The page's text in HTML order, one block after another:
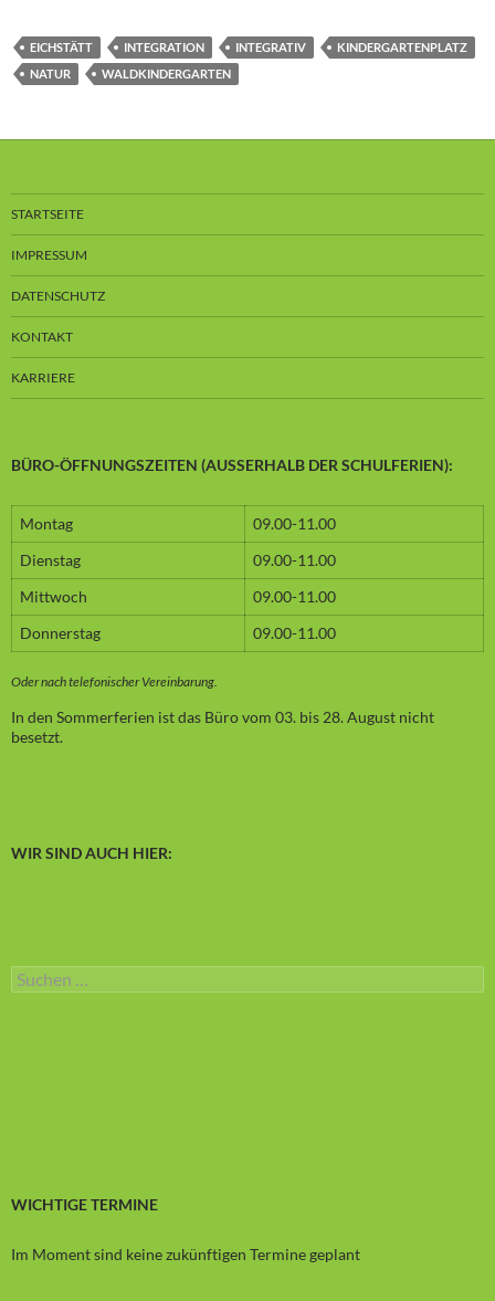
EICHSTÄTT INTEGRATION INTEGRATIV
KINDERGARTENPLATZ
NATUR
WALDKINDERGARTEN
STARTSEITE
IMPRESSUM
DATENSCHUTZ
KONTAKT
KARRIERE
BÜRO-ÖFFNUNGSZEITEN (AUSSERHALB DER SCHULFERIEN):
Montag
09.00-11.00
Dienstag
09.00-11.00
Mittwoch
09.00-11.00
Donnerstag
09.00-11.00
Oder nach telefonischer Vereinbarung.
In den Sommerferien ist das Büro vom 03. bis 28. August nicht
besetzt.
WIR SIND AUCH HIER:
Suchen
nach:
WICHTIGE TERMINE
Im Moment sind keine zukünftigen Termine geplant